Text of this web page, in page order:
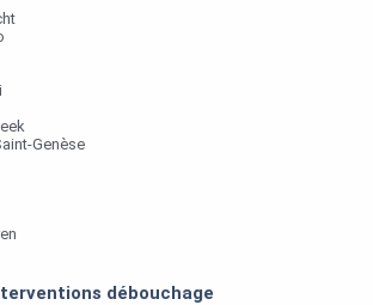
Genèse
débouchage